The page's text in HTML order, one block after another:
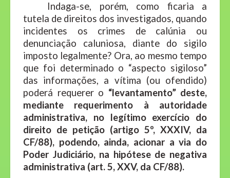
Indaga-se, porém, como ficaria a
tutela de direitos dos investigados, quando
incidentes os crimes de calúnia ou
denunciação caluniosa, diante do sigilo
imposto legalmente? Ora, ao mesmo tempo
que foi determinado o “aspecto sigiloso”
das informações, a vítima (ou ofendido)
poderá requerer o “levantamento” deste,
mediante requerimento à autoridade
administrativa, no legítimo exercício do
direito de petição (artigo 5º, XXXIV, da
CF/88), podendo, ainda, acionar a via do
Poder Judiciário, na hipótese de negativa
administrativa (art. 5, XXV, da CF/88).